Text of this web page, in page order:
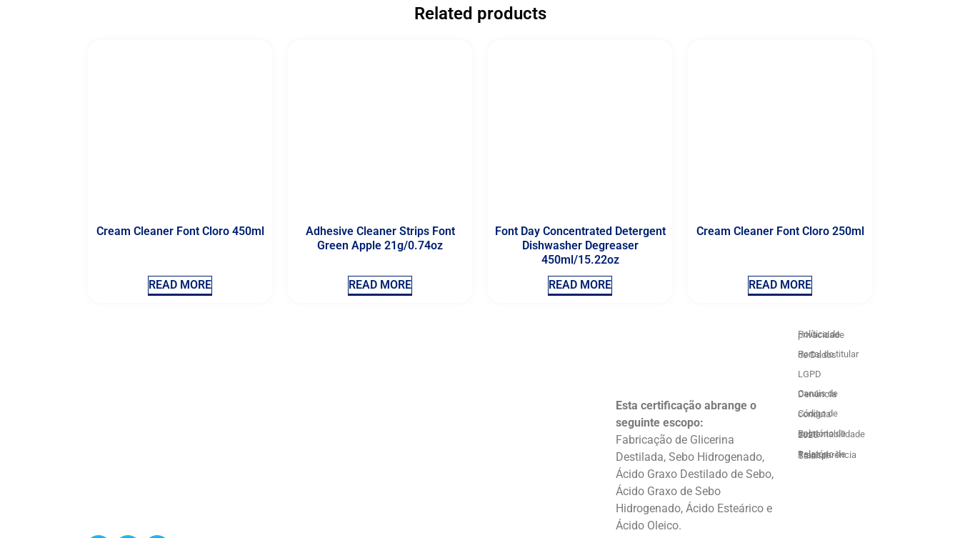
Related products
Cream Cleaner Font Cloro 450ml
READ MORE
Adhesive Cleaner Strips Font
Green Apple 21g/0.74oz
READ MORE
Font Day Concentrated Detergent
Dishwasher Degreaser
450ml/15.22oz
READ MORE
Cream Cleaner Font Cloro 250ml
READ MORE
Esta certificação abrange o
seguinte escopo:
Fabricação de Glicerina
Destilada, Sebo Hidrogenado,
Ácido Graxo Destilado de Sebo,
Ácido Graxo de Sebo
Hidrogenado, Ácido Esteárico e
Ácido Oleico.
Política de privacidade
Portal do titular de Dados
LGPD
Canais de Denúncia
Código de conduta
Relatório de sustentabilidade 2025
Relatório de Transparência Salarial